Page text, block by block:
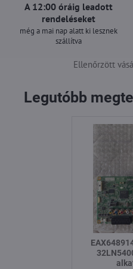
A 12:00 óráig leadott
rendeléseket
még a mai nap alatt ki lesznek
szállítva
Ellenőrzött
Legutóbb